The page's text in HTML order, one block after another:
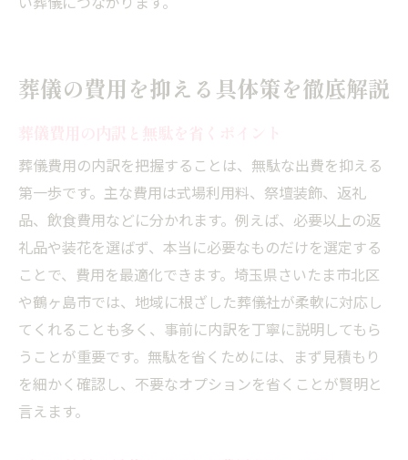
葬儀の費用を抑える具体策を徹底解説
葬儀費用の内訳を把握することは、無駄な出費を抑える
第一歩です。主な費用は式場利用料、祭壇装飾、返礼
品、飲食費用などに分かれます。例えば、必要以上の返
礼品や装花を選ばず、本当に必要なものだけを選定する
ことで、費用を最適化できます。埼玉県さいたま市北区
や鶴ヶ島市では、地域に根ざした葬儀社が柔軟に対応し
てくれることも多く、事前に内訳を丁寧に説明してもら
うことが重要です。無駄を省くためには、まず見積もり
を細かく確認し、不要なオプションを省くことが賢明と
言えます。